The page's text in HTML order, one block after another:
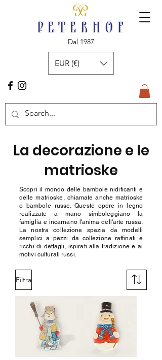
Dal 1987
EUR (€)
La decorazione e le
matrioske
Scopri il mondo delle bambole nidificanti e
delle matrioske, chiamate anche matrioske
o bambole russe. Queste opere in legno
realizzate a mano simboleggiano la
famiglia e incarnano l'anima dell'arte russa.
La nostra collezione spazia da modelli
semplici a pezzi da collezione raffinati e
ricchi di dettagli, ispirati alla tradizione e ai
motivi culturali russi.
Filtra